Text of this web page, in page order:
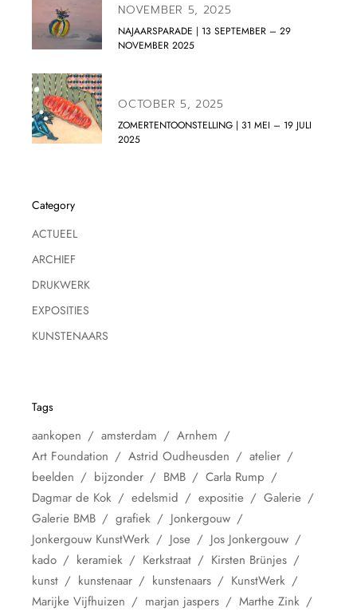
NOVEMBER 5, 2025
NAJAARSPARADE | 13 SEPTEMBER – 29
NOVEMBER 2025
OCTOBER 5, 2025
ZOMERTENTOONSTELLING | 31 MEI – 19 JULI
2025
Category
ACTUEEL
ARCHIEF
DRUKWERK
EXPOSITIES
KUNSTENAARS
Tags
aankopen amsterdam
Arnhem
Art Foundation
Astrid Oudheusden
atelier
beelden
bijzonder BMB
Carla Rump
Dagmar de Kok
edelsmid expositie
Galerie
Galerie BMB
grafiek
Jonkergouw
Jonkergouw KunstWerk
Jose
Jos Jonkergouw
kado
keramiek Kerkstraat
Kirsten Brünjes
kunst
kunstenaar kunstenaars
KunstWerk
Marijke Vijfhuizen
marjan jaspers
Marthe Zink